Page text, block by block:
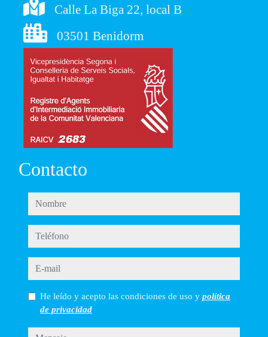
Calle La Biga 22, local B
03501 Benidorm
Contacto
nombre
teléfono
e-mail
He leído y acepto las condiciones de uso y política
de privacidad